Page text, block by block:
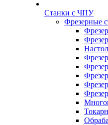
Станки с ЧПУ
Фрезерные